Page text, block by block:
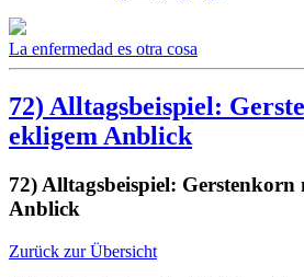
La enfermedad es otra cosa
72) Alltagsbeispiel:
ekligem Anblick
72) Alltagsbeispiel: Gerstenkorn
Anblick
Zurück zur Übersicht